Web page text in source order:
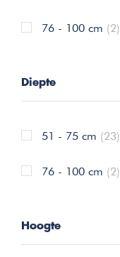
76 - 100 cm (2)
Diepte
51 - 75 cm (23)
76 - 100 cm (2)
Hoogte